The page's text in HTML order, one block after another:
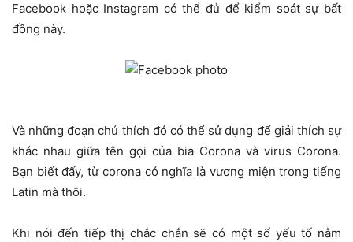
Facebook hoặc Instagram có thể đủ để kiểm soát sự bất
đồng này.
Và những đoạn chú thích đó có thể sử dụng để giải thích sự
khác nhau giữa tên gọi của bia Corona và virus Corona.
Bạn biết đấy, từ corona có nghĩa là vương miện trong tiếng
Latin mà thôi.
Khi nói đến tiếp thị chắc chắn sẽ có một số yếu tố nằm